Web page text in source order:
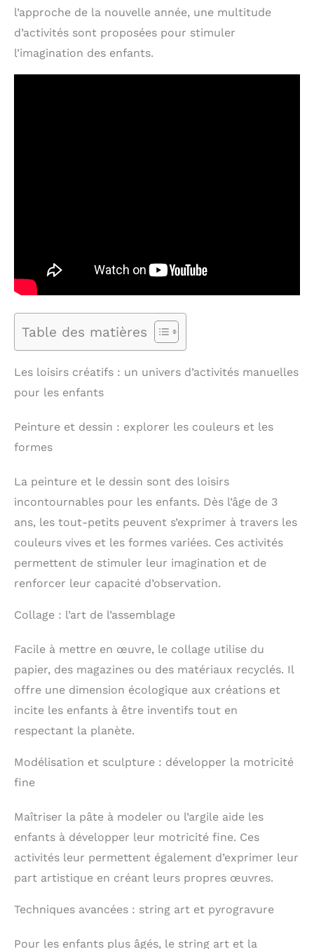
l’approche de la nouvelle année, une multitude
d’activités sont proposées pour stimuler
l’imagination des enfants.
Table des matières
Les loisirs créatifs : un univers d’activités manuelles
pour les enfants
Peinture et dessin : explorer les couleurs et les
formes
La peinture et le dessin sont des loisirs
incontournables pour les enfants. Dès l’âge de 3
ans, les tout-petits peuvent s’exprimer à travers les
couleurs vives et les formes variées. Ces activités
permettent de stimuler leur imagination et de
renforcer leur capacité d’observation.
Collage : l’art de l’assemblage
Facile à mettre en œuvre, le collage utilise du
papier, des magazines ou des matériaux recyclés. Il
offre une dimension écologique aux créations et
incite les enfants à être inventifs tout en
respectant la planète.
Modélisation et sculpture : développer la motricité
fine
Maîtriser la pâte à modeler ou l’argile aide les
enfants à développer leur motricité fine. Ces
activités leur permettent également d’exprimer leur
part artistique en créant leurs propres œuvres.
Techniques avancées : string art et pyrogravure
Pour les enfants plus âgés, le string art et la